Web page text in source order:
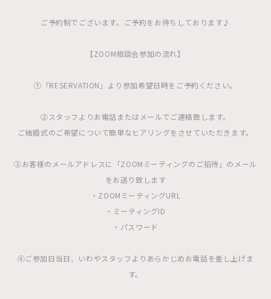
ご予約制でございます。ご予約をお待ちしております♪
【ZOOM相談会参加の流れ】
①「RESERVATION」より参加希望日時をご予約ください。
②スタッフよりお電話またはメールでご連絡致します。
ご結婚式のご希望について簡単なヒアリングをさせていただきます。
③お客様のメールアドレスに「ZOOMミーティングのご招待」のメール
をお送り致します
・ZOOMミーティングURL
・ミーティングID
・パスワード
④ご参加日当日、いわやスタッフよりあらかじめお電話を差し上げま
す。